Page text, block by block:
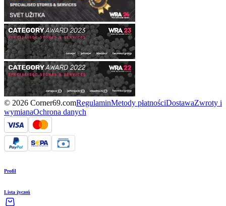
© 2026 Corner69.comRegulaminMetody płatnościDostawaZwroty i
wymianaOchrona danych
Profil
Lista życzeń